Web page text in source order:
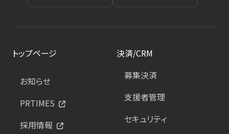
トップページ
お知らせ
PRTIMES
採用情報
決済/CRM
募集決済
支援者管理
セキュリティ